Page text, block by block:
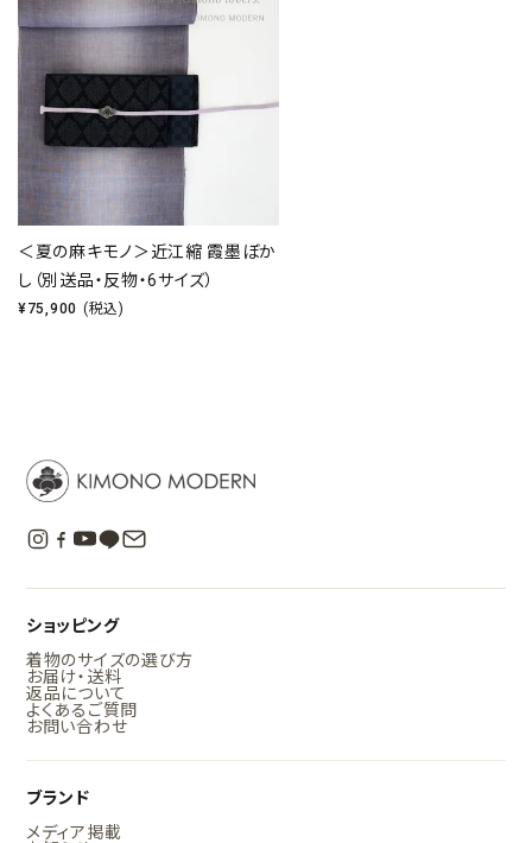
＜夏の麻キモノ＞近江縮 霞墨ぼか
し（別送品・反物・6サイズ）
¥75,900 (税込)
ショッピング
着物のサイズの選び方
お届け・送料
返品について
よくあるご質問
お問い合わせ
ブランド
メディア掲載